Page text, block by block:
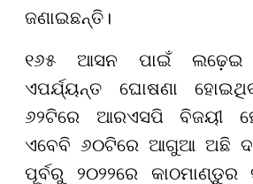
ଜଣାଇଛନ୍ତି।
୧୬୫ ଆସନ ପାଇଁ ଲଢ଼େଇ
ଏପର୍ଯ୍ୟନ୍ତ ଘୋଷଣା
୬୨ଟିରେ ଆରଏସପି ବିଜୟୀ
ଏବେବି ୬୦ଟିରେ ଆଗୁଆ ଅଛି
ପୂର୍ବରୁ ୨୦୨୨ରେ କାଠମାଣ୍ଡୁର